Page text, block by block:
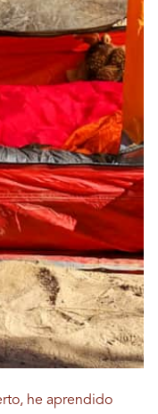
he aprendido